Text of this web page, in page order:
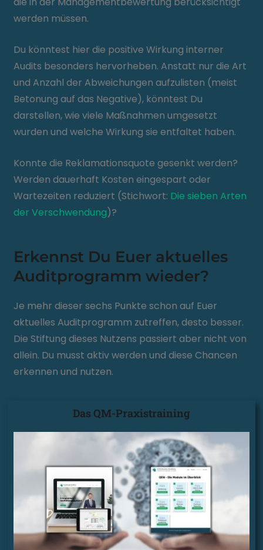
werden müssen.
Du könntest hier die positive Wirkung interner
Audits besonders hervorheben. Anstatt nur die Art
und Anzahl der Abweichungen aufzulisten (meist
Betonung auf das Negative), könntest Du
darstellen, wie viele Maßnahmen umgesetzt
wurden und welche Wirkung sie entfaltet haben.
Konnte die Reklamationsquote gesenkt werden?
Werden dauerhaft Kosten eingespart oder
Wartezeiten reduziert (Stichwort: Die sieben Arten
der Verschwendung)?
Erkennst Du Euer aktuelles
Auditprogramm wieder?
Je mehr dieser sechs Punkte schon auf Euer
aktuelles Auditprogramm zutreffen, desto besser.
Die Stiftung dieses Nutzens passiert aber nicht von
allein. Du musst aktiv werden und diese Chancen
erkennen und nutzen.
Das QM-Praxistraining